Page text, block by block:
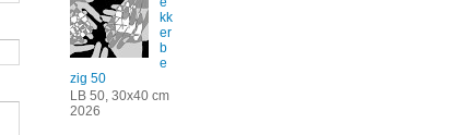
kk
er
b
e
zig 50
LB 50, 30x40 cm
2026